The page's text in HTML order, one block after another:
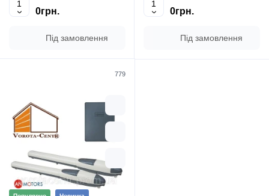
0грн.
Під замовлення
0грн.
Під замовлення
779